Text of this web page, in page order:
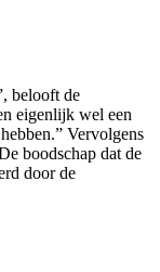
belooft de
eigenlijk wel een
Vervolgens
boodschap dat de
door de